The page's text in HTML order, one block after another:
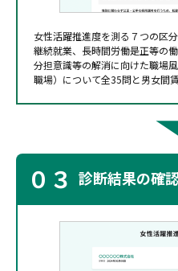
女性活躍推進度を測る７つの区
継続就業、長時間労働是正等の
分担意識等の解消に向けた職場
職場）について全35問と男女間
０３ 診断結果の確